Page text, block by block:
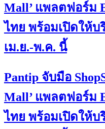
Mall’ แพลตฟอร์ม
ไทย พร้อมเปิดให้บ
เม.ย.-พ.ค. นี้
Pantip จับมือ
Mall’ แพลตฟอร์ม
ไทย พร้อมเปิดให้บ